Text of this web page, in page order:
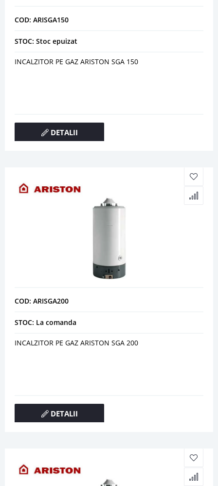
COD: ARISGA150
STOC: Stoc epuizat
INCALZITOR PE GAZ ARISTON SGA 150
DETALII
COD: ARISGA200
STOC: La comanda
INCALZITOR PE GAZ ARISTON SGA 200
DETALII